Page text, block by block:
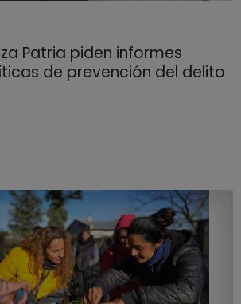
Patria piden informes
de prevención del delito